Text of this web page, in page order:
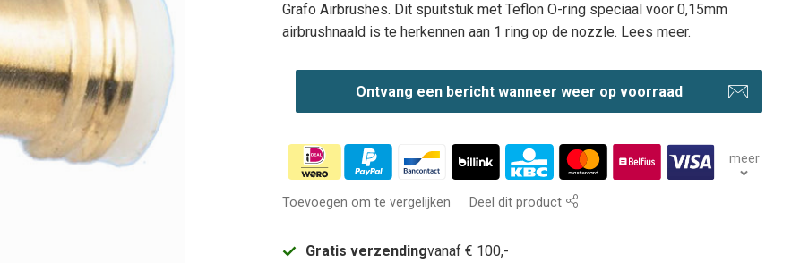
Grafo Airbrushes. Dit spuitstuk met Teflon O-ring speciaal voor 0,15mm
airbrushnaald is te herkennen aan 1 ring op de nozzle. Lees meer.
Ontvang een bericht wanneer weer op voorraad
meer
Toevoegen om te vergelijken Deel dit product
Gratis verzendingvanaf € 100,-